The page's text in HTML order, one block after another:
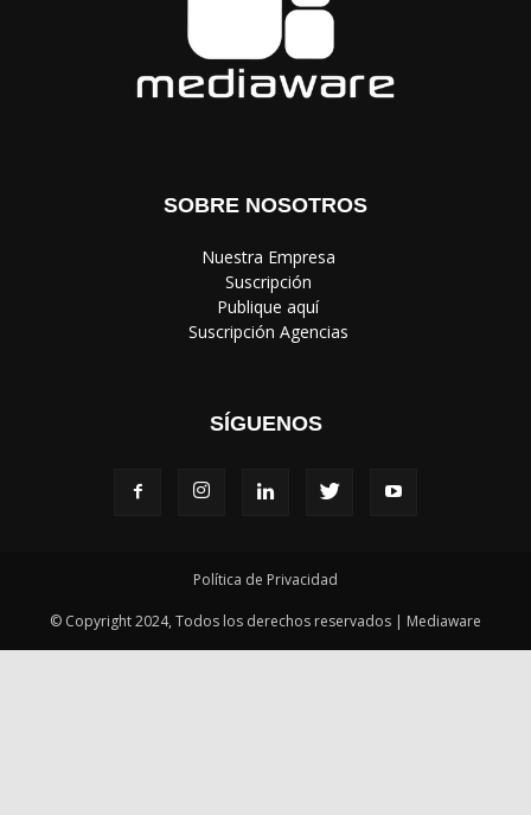
SOBRE NOSOTROS
‎ Nuestra Empresa
‎ Suscripción
‎ Publique aquí
‎ Suscripción Agencias
SÍGUENOS
Política de Privacidad
© Copyright 2024, Todos los derechos reservados | Mediaware